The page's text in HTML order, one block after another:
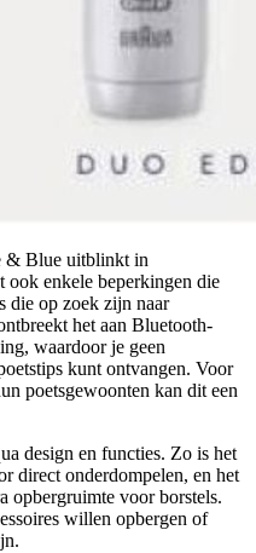
& Blue uitblinkt in
ook enkele beperkingen die
die op zoek zijn naar
het aan Bluetooth-
waardoor je geen
kunt ontvangen. Voor
poetsgewoonten kan dit een
design en functies. Zo is het
direct onderdompelen, en het
opbergruimte voor borstels.
willen opbergen of